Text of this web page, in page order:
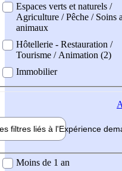
Espaces verts et naturels /
Agriculture / Pêche / Soins
animaux
Hôtellerie - Restauration /
Tourisme / Animation (2)
Immobilier
filtres liés à l'Expérience
demandée
Moins de 1 an